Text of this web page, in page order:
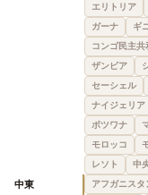
エリトリア
ガーナ
ギ
コンゴ民主共
ザンビア
セーシェル
ナイジェリア
ボツワナ
モロッコ
レソト
中
中東 アフガニスタ